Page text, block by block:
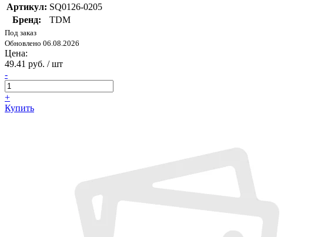
Артикул: SQ0126-0205
Бренд:
TDM
Под заказ
Обновлено 06.08.2026
Цена:
49.41 руб. / шт
-
+
Купить